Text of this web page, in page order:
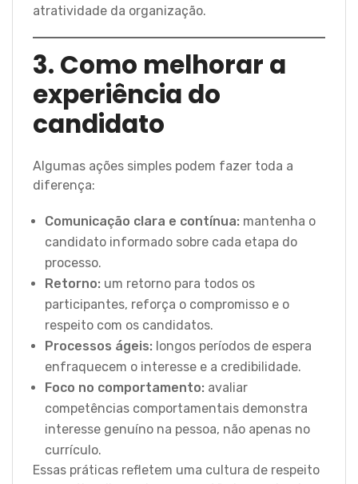
atratividade da organização.
3. Como melhorar a
experiência do
candidato
Algumas ações simples podem fazer toda a
diferença:
Comunicação clara e contínua: mantenha o
candidato informado sobre cada etapa do
processo.
Retorno: um retorno para todos os
participantes, reforça o compromisso e o
respeito com os candidatos.
Processos ágeis: longos períodos de espera
enfraquecem o interesse e a credibilidade.
Foco no comportamento: avaliar
competências comportamentais demonstra
interesse genuíno na pessoa, não apenas no
currículo.
Essas práticas refletem uma cultura de respeito